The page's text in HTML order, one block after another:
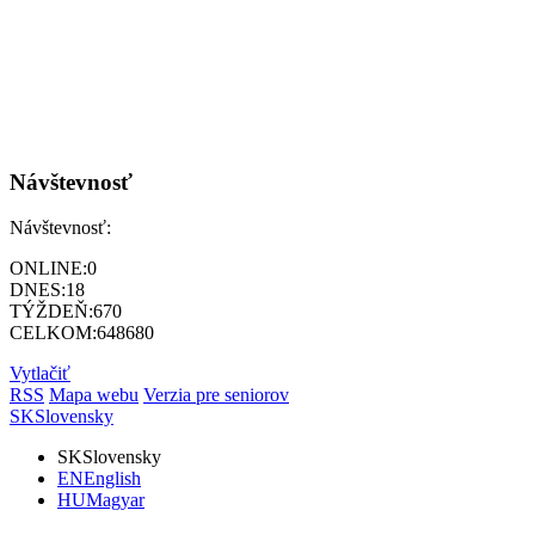
Návštevnosť
Návštevnosť:
ONLINE:0
DNES:18
TÝŽDEŇ:670
CELKOM:648680
Vytlačiť
RSS Mapa webu Verzia pre seniorov
SKSlovensky
SKSlovensky
ENEnglish
HUMagyar